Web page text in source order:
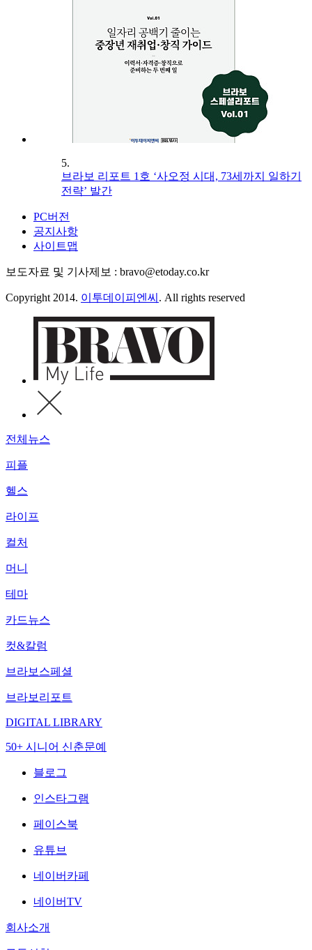
5.
브라보 리포트 1호 ‘사오정 시대, 73세까지 일하기
전략’ 발간
PC버전
공지사항
사이트맵
보도자료 및 기사제보 : bravo@etoday.co.kr
Copyright 2014. 이투데이피엔씨 . All rights reserved
전체뉴스
피플
헬스
라이프
컬처
머니
테마
카드뉴스
컷&칼럼
브라보스페셜
브라보리포트
DIGITAL LIBRARY
50+ 시니어 신춘문예
블로그
인스타그램
페이스북
유튜브
네이버카페
네이버TV
회사소개